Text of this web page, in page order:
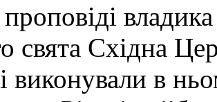
свята Східна
виконували в